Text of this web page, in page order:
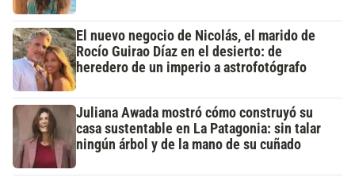
El nuevo negocio de Nicolás, el marido de
Rocío Guirao Díaz en el desierto: de
heredero de un imperio a astrofotógrafo
Juliana Awada mostró cómo construyó su
casa sustentable en La Patagonia: sin talar
ningún árbol y de la mano de su cuñado